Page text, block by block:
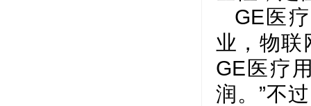
GE医
业，物联
GE医疗
润。”不